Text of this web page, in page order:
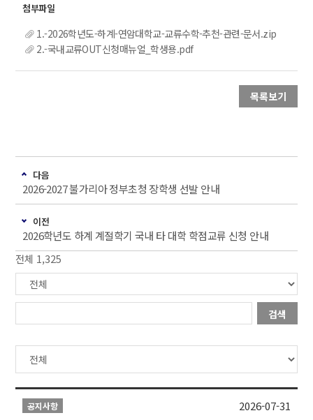
1.-2026학년도-하계-연암대학교-교류수학-추천-관련-문서.zip
2.-국내교류OUT신청매뉴얼_학생용.pdf
목록보기
다음
2026-2027 불가리아 정부초청 장학생 선발 안내
이전
2026학년도 하계 계절학기 국내 타 대학 학점교류 신청 안내
전체 1,325
검색
공지사항 2026-07-31